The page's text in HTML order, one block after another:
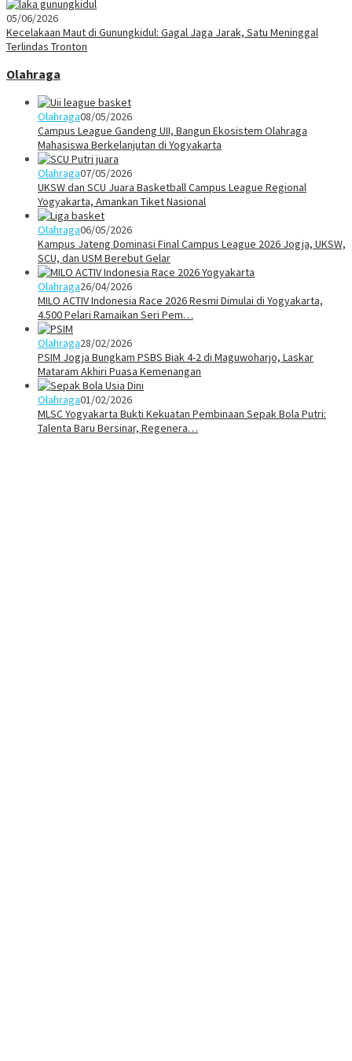
05/06/2026
Kecelakaan Maut di Gunungkidul: Gagal Jaga Jarak, Satu Meninggal
Terlindas Tronton
Olahraga
Olahraga08/05/2026
Campus League Gandeng UII, Bangun Ekosistem Olahraga
Mahasiswa Berkelanjutan di Yogyakarta
Olahraga07/05/2026
UKSW dan SCU Juara Basketball Campus League Regional
Yogyakarta, Amankan Tiket Nasional
Olahraga06/05/2026
Kampus Jateng Dominasi Final Campus League 2026 Jogja, UKSW,
SCU, dan USM Berebut Gelar
Olahraga26/04/2026
MILO ACTIV Indonesia Race 2026 Resmi Dimulai di Yogyakarta,
4.500 Pelari Ramaikan Seri Pem…
Olahraga28/02/2026
PSIM Jogja Bungkam PSBS Biak 4-2 di Maguwoharjo, Laskar
Mataram Akhiri Puasa Kemenangan
Olahraga01/02/2026
MLSC Yogyakarta Bukti Kekuatan Pembinaan Sepak Bola Putri:
Talenta Baru Bersinar, Regenera…